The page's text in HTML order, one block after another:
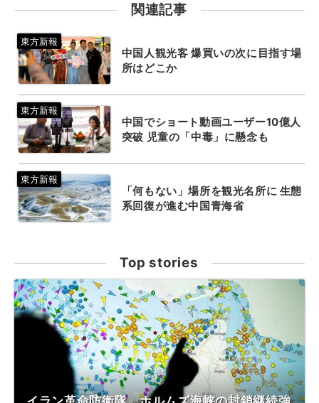
関連記事
中国人観光客 爆買いの次に目指す場
所はどこか
中国でショート動画ユーザー10億人
突破 児童の「中毒」に懸念も
「何もない」場所を観光名所に 生態
系回復が進む中国青海省
Top stories